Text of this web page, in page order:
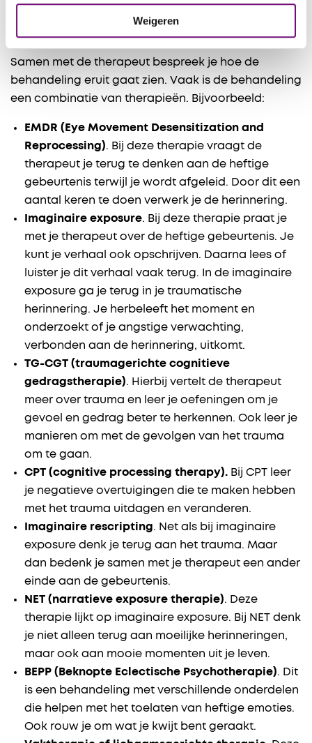
Weigeren
komen soms ook weer terug.
Therapie
Samen met de therapeut bespreek je hoe de
behandeling eruit gaat zien. Vaak is de behandeling
een combinatie van therapieën. ​​Bijvoorbeeld:
EMDR (Eye Movement Desensitization and
Reprocessing). Bij deze therapie vraagt de
therapeut je terug te denken aan de heftige
gebeurtenis terwijl je wordt afgeleid. Door dit een
aantal keren te doen verwerk je de herinnering.
Imaginaire exposure. Bij deze therapie praat je
met je therapeut over de heftige gebeurtenis. Je
kunt je verhaal ook opschrijven. Daarna lees of
luister je dit verhaal vaak terug. In de imaginaire
exposure ga je terug in je traumatische
herinnering. Je herbeleeft het moment en
onderzoekt of je angstige verwachting,
verbonden aan de herinnering, uitkomt.
TG-CGT (traumagerichte cognitieve
gedragstherapie). Hierbij vertelt de therapeut
meer over trauma en leer je oefeningen om je
gevoel en gedrag beter te herkennen. Ook leer je
manieren om met de gevolgen van het trauma
om te gaan.
CPT (cognitive processing therapy). Bij CPT leer
je negatieve overtuigingen die te maken hebben
met het trauma uitdagen en veranderen.
Imaginaire rescripting. Net als bij imaginaire
exposure denk je terug aan het trauma. Maar
dan bedenk je samen met je therapeut een ander
einde aan de gebeurtenis.
NET (narratieve exposure therapie). Deze
therapie lijkt op imaginaire exposure. Bij NET denk
je niet alleen terug aan moeilijke herinneringen,
maar ook aan mooie momenten uit je leven.
BEPP (Beknopte Eclectische Psychotherapie). Dit
is een behandeling met verschillende onderdelen
die helpen met het toelaten van heftige emoties.
Ook rouw je om wat je kwijt bent geraakt.